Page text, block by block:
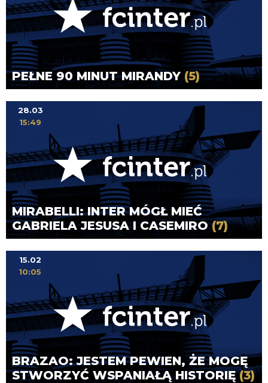
PEŁNE 90 MINUT MIRANDY (5)
MIRABELLI: INTER MÓGŁ MIEĆ
GABRIELA JESUSA I CASEMIRO(7)
28.03
15:49
BRAZAO: JESTEM PEWIEN, ŻE MOGĘ
STWORZYĆ WSPANIAŁĄ HISTORIĘ(3)
15.02
10:05